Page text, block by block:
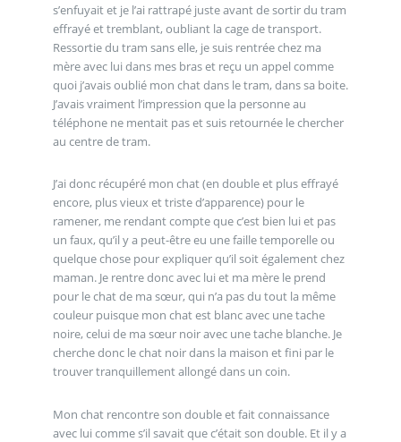
s’enfuyait et je l’ai rattrapé juste avant de sortir du tram
effrayé et tremblant, oubliant la cage de transport.
Ressortie du tram sans elle, je suis rentrée chez ma
mère avec lui dans mes bras et reçu un appel comme
quoi j’avais oublié mon chat dans le tram, dans sa boite.
J’avais vraiment l’impression que la personne au
téléphone ne mentait pas et suis retournée le chercher
au centre de tram.
J’ai donc récupéré mon chat (en double et plus effrayé
encore, plus vieux et triste d’apparence) pour le
ramener, me rendant compte que c’est bien lui et pas
un faux, qu’il y a peut-être eu une faille temporelle ou
quelque chose pour expliquer qu’il soit également chez
maman. Je rentre donc avec lui et ma mère le prend
pour le chat de ma sœur, qui n’a pas du tout la même
couleur puisque mon chat est blanc avec une tache
noire, celui de ma sœur noir avec une tache blanche. Je
cherche donc le chat noir dans la maison et fini par le
trouver tranquillement allongé dans un coin.
Mon chat rencontre son double et fait connaissance
avec lui comme s’il savait que c’était son double. Et il y a